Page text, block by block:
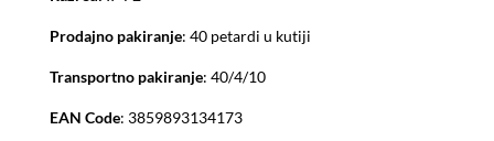
Prodajno pakiranje: 40 petardi u kutiji
Transportno pakiranje: 40/4/10
EAN Code: 3859893134173